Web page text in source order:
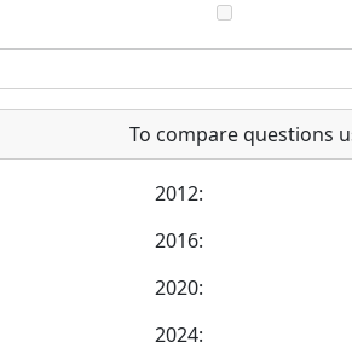
To compare questions
2012:
2016:
2020:
2024: